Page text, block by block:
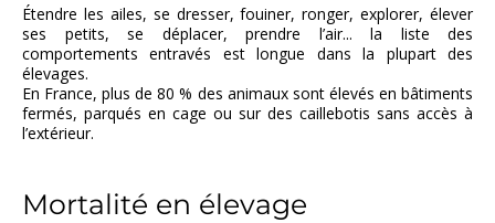
Étendre les ailes, se dresser, fouiner, ronger, explorer, élever
ses petits, se déplacer, prendre l’air... la liste des
comportements entravés est longue dans la plupart des
élevages.
En France, plus de 80 % des animaux sont élevés en bâtiments
fermés, parqués en cage ou sur des caillebotis sans accès à
l’extérieur.
Mortalité en élevage